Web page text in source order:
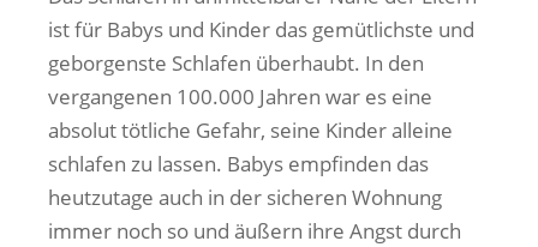
ist für Babys und Kinder das gemütlichste und
geborgenste Schlafen überhaubt. In den
vergangenen 100.000 Jahren war es eine
absolut tötliche Gefahr, seine Kinder alleine
schlafen zu lassen. Babys empfinden das
heutzutage auch in der sicheren Wohnung
immer noch so und äußern ihre Angst durch